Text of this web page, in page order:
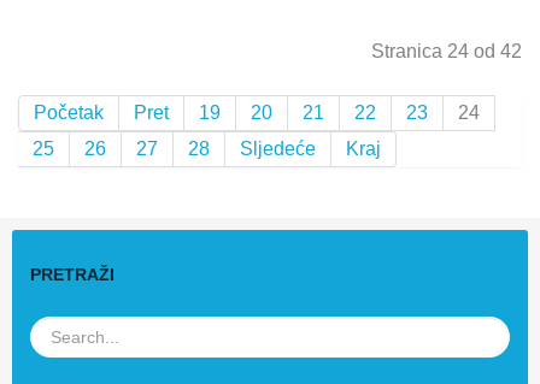
Stranica 24 od 42
Početak Pret 19 20 21 22 23
24
25
26 27 28 Sljedeće Kraj
PRETRAŽI